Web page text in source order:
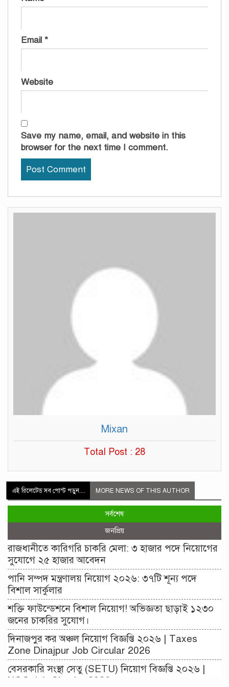
Email *
Website
Save my name, email, and website in this
browser for the next time I comment.
Mixan
Total Post : 28
এই রিলেটেড সব পোস্ট পড়ুন.... MORE NEWS OF THIS AUTHOR
সর্বশেষ
জনপ্রিয়
রাজধানীতে কারিগরি চাকরি মেলা: ৩ হাজার পদে নিয়োগের
সুযোগে ২৫ হাজার আবেদন
পানি সম্পদ মন্ত্রণালয় নিয়োগ ২০২৬: ৩৭টি শূন্য পদে
বিশাল সার্কুলার
শক্তি ফাউন্ডেশনে বিশাল নিয়োগ! অভিজ্ঞতা ছাড়াই ১২৩০
জনের চাকরির সুযোগ।
দিনাজপুর কর অঞ্চল নিয়োগ বিজ্ঞপ্তি ২০২৬ | Taxes
Zone Dinajpur Job Circular 2026
বেসরকারি সংস্থা সেতু (SETU) নিয়োগ বিজ্ঞপ্তি ২০২৬ |
NGO Job Circular 2026